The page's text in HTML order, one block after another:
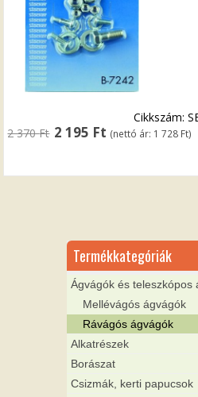
2 370Ft Original
2
2 195 Ft Current
2
(nettó ár: 1 728 Ft)
Cikkszám:
Termékkategóriák
Ágvágók és teleszkópos
Mellévágós ágvágók
Rávágós ágvágók
Alkatrészek
Borászat
Csizmák, kerti papucsok